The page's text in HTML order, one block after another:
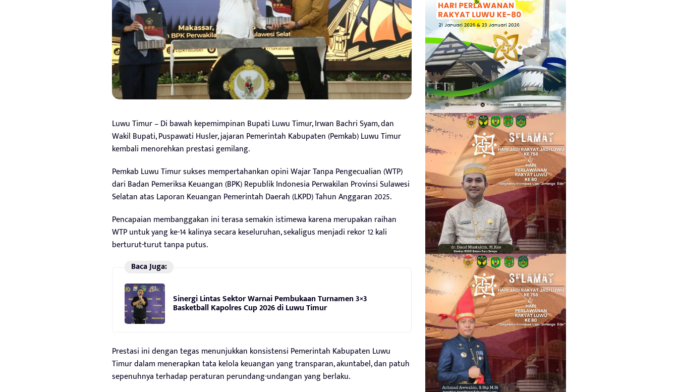
Luwu Timur – Di bawah kepemimpinan Bupati Luwu Timur, Irwan Bachri Syam, dan
Wakil Bupati, Puspawati Husler, jajaran Pemerintah Kabupaten (Pemkab) Luwu Timur
kembali menorehkan prestasi gemilang.
Pemkab Luwu Timur sukses mempertahankan opini Wajar Tanpa Pengecualian (WTP)
dari Badan Pemeriksa Keuangan (BPK) Republik Indonesia Perwakilan Provinsi Sulawesi
Selatan atas Laporan Keuangan Pemerintah Daerah (LKPD) Tahun Anggaran 2025.
Pencapaian membanggakan ini terasa semakin istimewa karena merupakan raihan
WTP untuk yang ke-14 kalinya secara keseluruhan, sekaligus menjadi rekor 12 kali
berturut-turut tanpa putus.
Baca Juga:
Sinergi Lintas Sektor Warnai Pembukaan Turnamen 3×3
Basketball Kapolres Cup 2026 di Luwu Timur
Prestasi ini dengan tegas menunjukkan konsistensi Pemerintah Kabupaten Luwu
Timur dalam menerapkan tata kelola keuangan yang transparan, akuntabel, dan patuh
sepenuhnya terhadap peraturan perundang-undangan yang berlaku.